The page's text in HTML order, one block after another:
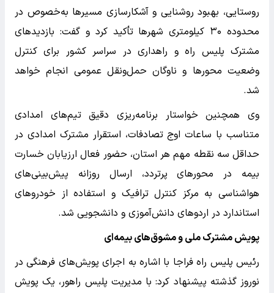
روستایی، بهبود روشنایی و آشکارسازی مسیر‌ها به‌خصوص در
محدوده ۳۰ کیلومتری شهر‌ها تأکید کرد و گفت: بازدید‌های
مشترک پلیس راه و راهداری در سراسر کشور برای کنترل
وضعیت محور‌ها و ناوگان حمل‌ونقل عمومی انجام خواهد
شد.
وی همچنین خواستار برنامه‌ریزی دقیق تیم‌های امدادی
متناسب با ساعات اوج تصادفات، استقرار مشترک امدادی در
حداقل سه نقطه مهم هر استان، حضور فعال ارزیابان خسارت
بیمه در محور‌های پرتردد، ارسال روزانه پیش‌بینی‌های
هواشناسی به مرکز کنترل ترافیک و استفاده از خودرو‌های
استاندارد در اردو‌های دانش‌آموزی و دانشجویی شد.
پویش مشترک ملی و مشوق‌های بیمه‌ای
رئیس پلیس راه فراجا با اشاره به اجرای پویش‌های فرهنگی در
نوروز گذشته پیشنهاد کرد: با مدیریت پلیس راهور، یک پویش